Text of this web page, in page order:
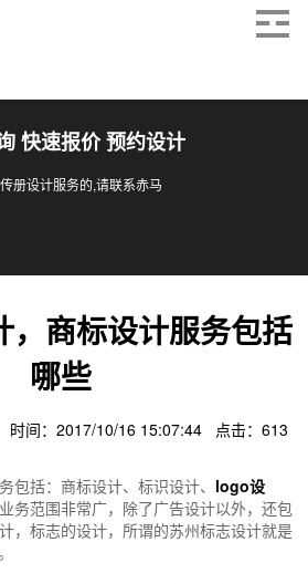
快速报价 预约设计
册设计服务的,请联系赤马
，商标设计服务包括
哪些
间：2017/10/16 15:07:44 点击： 613
括：商标设计、标识设计、 logo设
务范围非常广，除了广告设计以外，还包
，标志的设计，所谓的苏州标志设计就是